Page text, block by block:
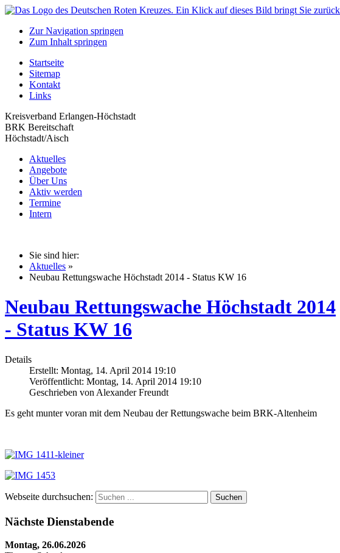
Zur Navigation springen
Zum Inhalt springen
Startseite
Sitemap
Kontakt
Links
Kreisverband Erlangen-Höchstadt
BRK Bereitschaft
Höchstadt/Aisch
Aktuelles
Angebote
Über Uns
Aktiv werden
Termine
Intern
Sie sind hier:
Aktuelles »
Neubau Rettungswache Höchstadt 2014 - Status KW 16
Neubau Rettungswache Höchstadt 2014
- Status KW 16
Details
Erstellt: Montag, 14. April 2014 19:10
Veröffentlicht: Montag, 14. April 2014 19:10
Geschrieben von Alexander Freundt
Es geht munter voran mit dem Neubau der Rettungswache beim BRK-Altenheim
Webseite durchsuchen: Suchen
Nächste Dienstabende
Montag, 26.06.2026